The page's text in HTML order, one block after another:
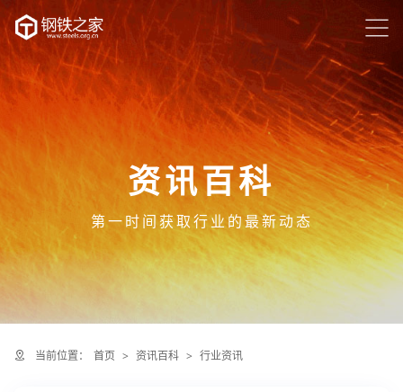
资讯百科
第一时间获取行业的最新动态
当前位置： 首页 > 资讯百科 > 行业资讯